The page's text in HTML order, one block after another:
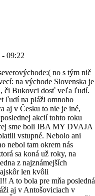
09:22
no s tým nič
na východe Slovenska je
či Bukovci dosť veľa ľudí.
ľudí na pláži omnoho
aj v Česku to nie je iné,
akcií tohto roku
sme boli IBA MY DVAJA
vstupné. Nebolo ani
nebol tam okrem nás
sa koná už roky, na
z najznámejších
len kvôli
A to bola pre mňa posledná
aj v Antošoviciach v